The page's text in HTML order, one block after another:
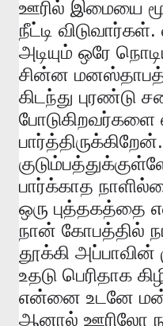
ஊரில் இமையை
நீட்டி விடுவார்கள்.
அடியும் ஒரே
சின்ன
கிடந்து புரண்டு
போடுகிறவர்களை
பார்த்திருக்கிறேன்.
பார்க்காத
ஒரு புத்தகத்தை
நான் கோபத்தில்
தூக்கி அப்பாவின்
உதடு பெரிதாக
என்னை உடனே
ஆனால் ஊரிலோ